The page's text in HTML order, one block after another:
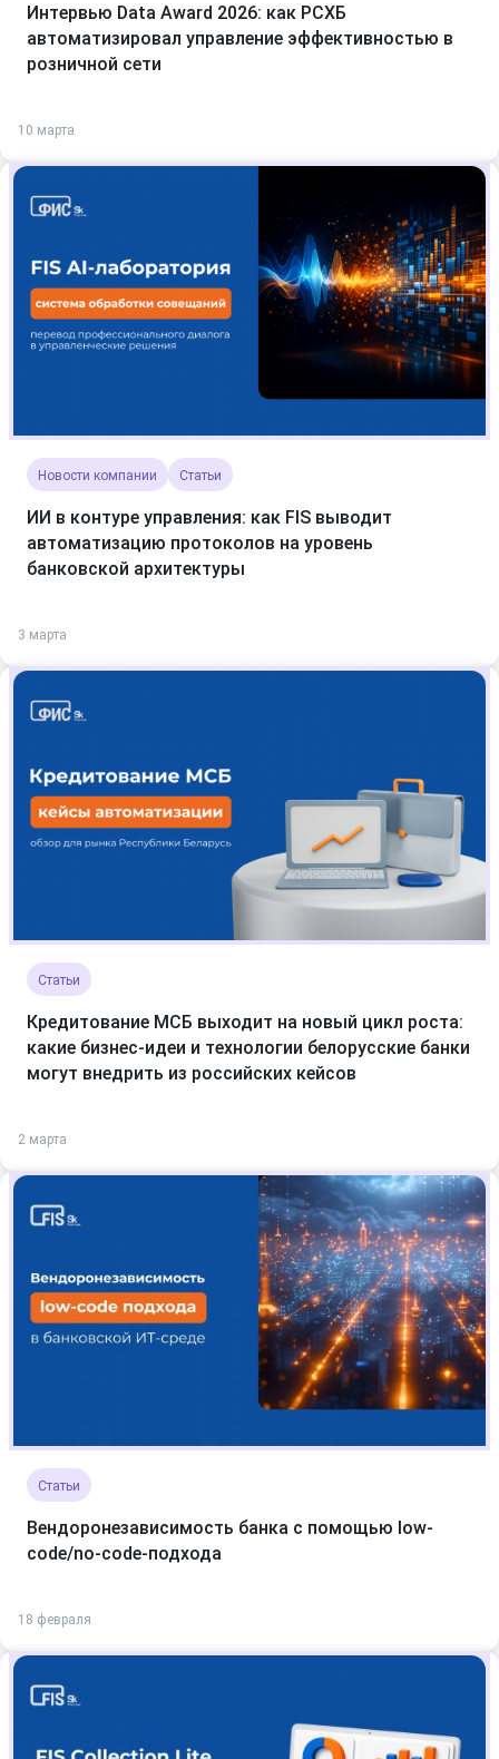
Интервью Data Award 2026: как РСХБ
автоматизировал управление эффективностью в
розничной сети
10 марта
Новости компании Статьи
ИИ в контуре управления: как FIS выводит
автоматизацию протоколов на уровень
банковской архитектуры
3 марта
Статьи
Кредитование МСБ выходит на новый цикл роста:
какие бизнес-идеи и технологии белорусские банки
могут внедрить из российских кейсов
2 марта
Статьи
Вендоронезависимость банка с помощью low-
code/no-code-подхода
18 февраля